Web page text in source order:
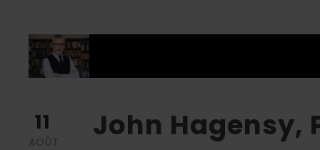
11
AOÛT John Hagensy,